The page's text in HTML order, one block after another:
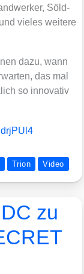
Söld­
vie­les wei­te­re
dazu, wann
das mal
so inno­va­tiv
Trion Video
zu